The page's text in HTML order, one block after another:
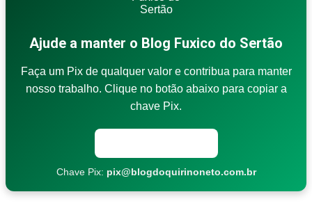
Ajude a manter o Blog Fuxico do Sertão
Faça um Pix de qualquer valor e contribua para manter
nosso trabalho. Clique no botão abaixo para copiar a
chave Pix.
Chave Pix: pix@blogdoquirinoneto.com.br